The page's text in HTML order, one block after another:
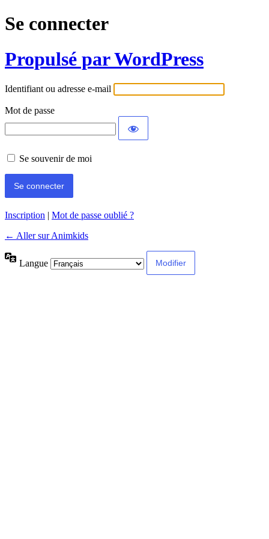
Se connecter
Propulsé par WordPress
Identifiant ou adresse e-mail
Mot de passe
Se souvenir de moi
Inscription | Mot de passe oublié ?
← Aller sur Animkids
Langue